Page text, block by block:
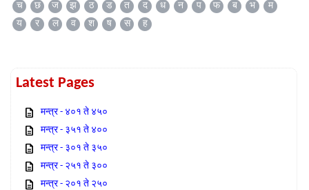
च
छ ज झ ठ ड त द ध न प फ ब भ
म
य
र ल व श ष स ह
Latest Pages
मन्त्र - ४०१ ते ४५०
मन्त्र - ३५१ ते ४००
मन्त्र - ३०१ ते ३५०
मन्त्र - २५१ ते ३००
मन्त्र - २०१ ते २५०